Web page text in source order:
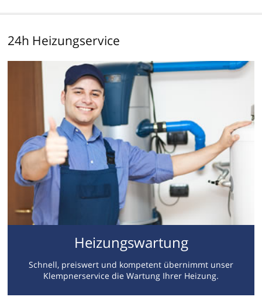
24h Heizungservice
Heizungswartung
Schnell, preiswert und kompetent übernimmt unser
Klempnerservice die Wartung Ihrer Heizung.